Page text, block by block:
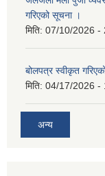
गरिएको सूचना ।
मिति: 07/10/2026 -
बोलपत्र स्वीकृत
मिति: 04/17/2026 -
अन्य